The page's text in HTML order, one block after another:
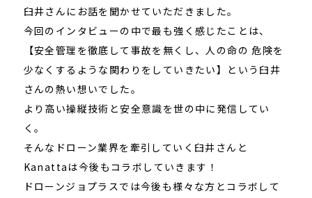
臼井さんにお話を聞かせていただきました。
今回のインタビューの中で最も強く感じたことは、
【安全管理を徹底して事故を無くし、人の命の 危険を
少なくするような関わりをしていきたい】という臼井
さんの熱い想いでした。
より高い操縦技術と安全意識を世の中に発信してい
く。
そんなドローン業界を牽引していく臼井さんと
Kanattaは今後もコラボしていきます！
ドローンジョプラスでは今後も様々な方とコラボして